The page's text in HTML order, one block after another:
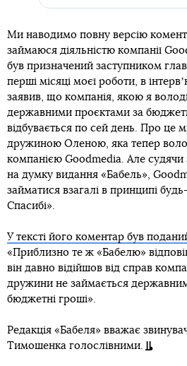
Ми наводимо повну версію
займаюся діяльністю компанії
був призначений заступником
перші місяці моєї роботи, в
заявив, що компанія, якою я
державними проєктами за
відбувається по сей день. Про це
дружиною Оленою, яка тепер
компанією Goodmedia. Але
на думку видання «Бабель»,
займатися взагалі в принципі
Спасибі».
У тексті його коментар був
«Приблизно те ж «Бабелю»
він давно відійшов від справ
дружини не займається
бюджетні гроші».
Редакція «Бабеля» вважає
Тимошенка голослівними.